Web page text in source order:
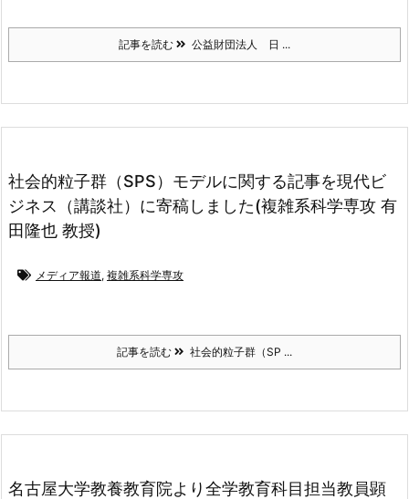
記事を読む 公益財団法人 日 ...
社会的粒子群（SPS）モデルに関する記事を現代ビ
ジネス（講談社）に寄稿しました(複雑系科学専攻 有
田隆也 教授)
メディア報道, 複雑系科学専攻
記事を読む 社会的粒子群（SP ...
名古屋大学教養教育院より全学教育科目担当教員顕